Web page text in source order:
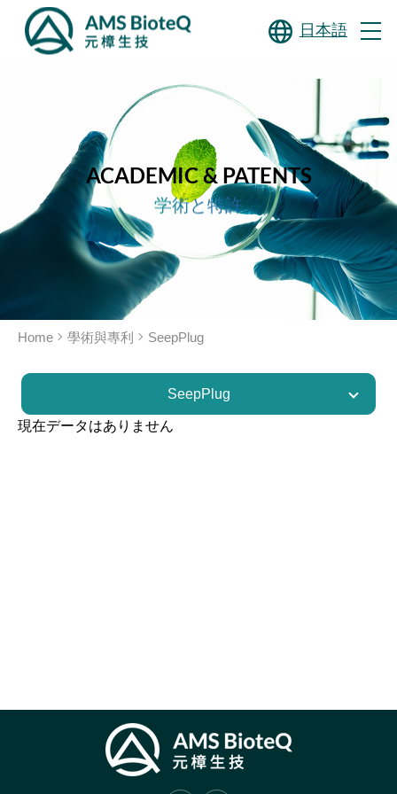
日本語
ACADEMIC & PATENTS
学術と特許
Home 學術與專利 SeepPlug
SeepPlug
現在データはありません